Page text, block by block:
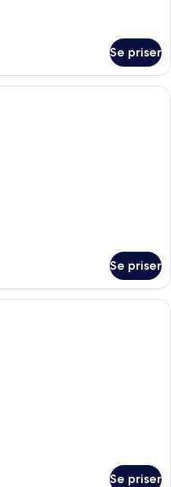
Se priser
Ett hotellrum med en säng, en
Se priser
Ett hotellrum med två sängar, ett
Se priser